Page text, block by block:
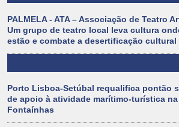
PALMELA - ATA – Associação de Teatro
Um grupo de teatro local leva cultura
estão e combate a desertificação cultural
Porto Lisboa-Setúbal requalifica pontão
de apoio à atividade marítimo-turística na
Fontaínhas